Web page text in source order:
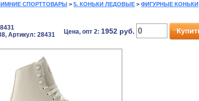
СПОРТТОВАРЫ > 5. КОНЬКИ ЛЕДОВЫЕ > ФИГУРНЫЕ КОНЬКИ
Артикул: 28431 Цена, опт 2: 1952 руб.